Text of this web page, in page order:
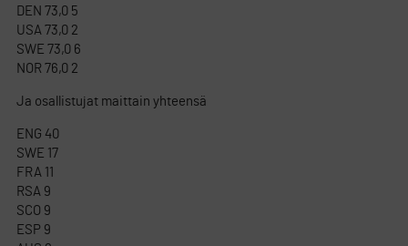
DEN 73,0 5
USA 73,0 2
SWE 73,0 6
NOR 76,0 2
Ja osallistujat maittain yhteensä
ENG 40
SWE 17
FRA 11
RSA 9
SCO 9
ESP 9